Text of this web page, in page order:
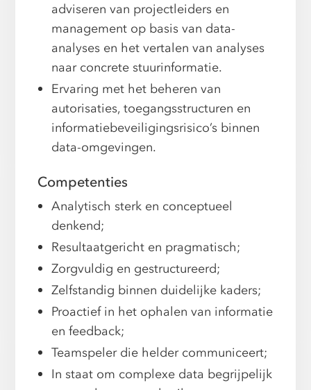
adviseren van projectleiders en
management op basis van data-
analyses en het vertalen van analyses
naar concrete stuurinformatie.
Ervaring met het beheren van
autorisaties, toegangsstructuren en
informatiebeveiligingsrisico’s binnen
data-omgevingen.
Competenties
Analytisch sterk en conceptueel
denkend;
Resultaatgericht en pragmatisch;
Zorgvuldig en gestructureerd;
Zelfstandig binnen duidelijke kaders;
Proactief in het ophalen van informatie
en feedback;
Teamspeler die helder communiceert;
In staat om complexe data begrijpelijk